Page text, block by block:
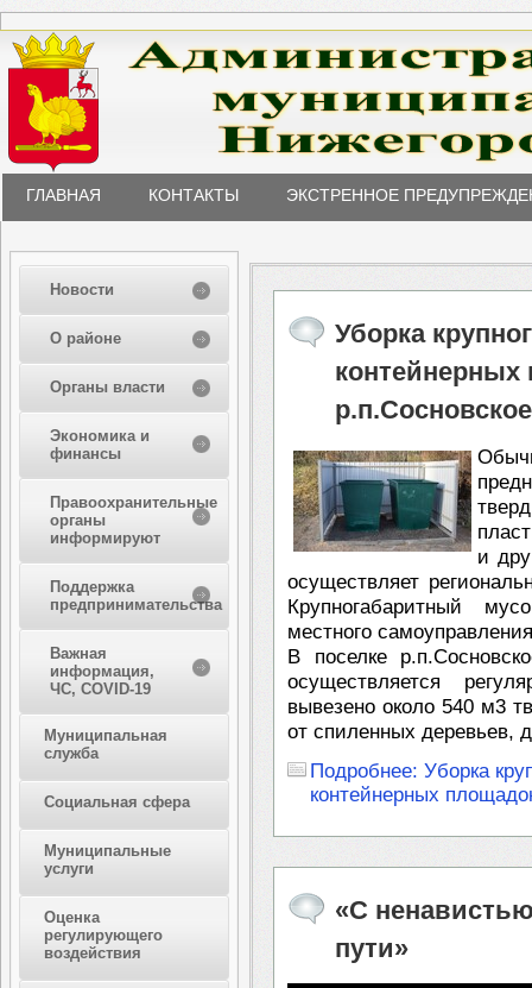
ГЛАВНАЯ КОНТАКТЫ ЭКСТРЕННОЕ
Новости
О районе
Органы власти
Экономика и
финансы
Правоохранительные
органы
информируют
Поддержка
предпринимательства
Важная
информация,
ЧС, COVID-19
Муниципальная
служба
Социальная сфера
Муниципальные
услуги
Оценка
регулирующего
воздействия
Уборка
р.п.Сосновское
и
осуществляет
Крупногабаритный
местного
В поселке
осуществляется
вывезено около 540 м3
от спиленных деревьев,
Подробнее: Уборка
контейнерных
«С
пути»